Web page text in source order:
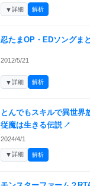
▼詳細 解析
忍たまOP・EDソングま
2012/5/21
▼詳細 解析
とんでもスキルで異世
従魔は生きる伝説 ↗
2024/4/1
▼詳細 解析